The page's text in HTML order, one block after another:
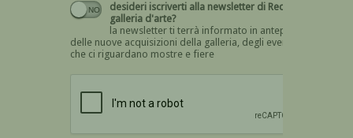
desideri iscriverti alla newsletter di Recta
galleria d'arte?
la newsletter ti terrà informato in anteprima
delle nuove acquisizioni della galleria, degli eventi
che ci riguardano mostre e fiere